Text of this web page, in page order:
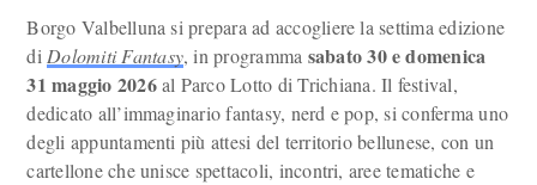
Borgo Valbelluna si prepara ad accogliere la settima edizione
di Dolomiti Fantasy, in programma sabato 30 e domenica
31 maggio 2026al Parco Lotto di Trichiana. Il festival,
dedicato all’immaginario fantasy, nerd e pop, si conferma uno
degli appuntamenti più attesi del territorio bellunese, con un
cartellone che unisce spettacoli, incontri, aree tematiche e